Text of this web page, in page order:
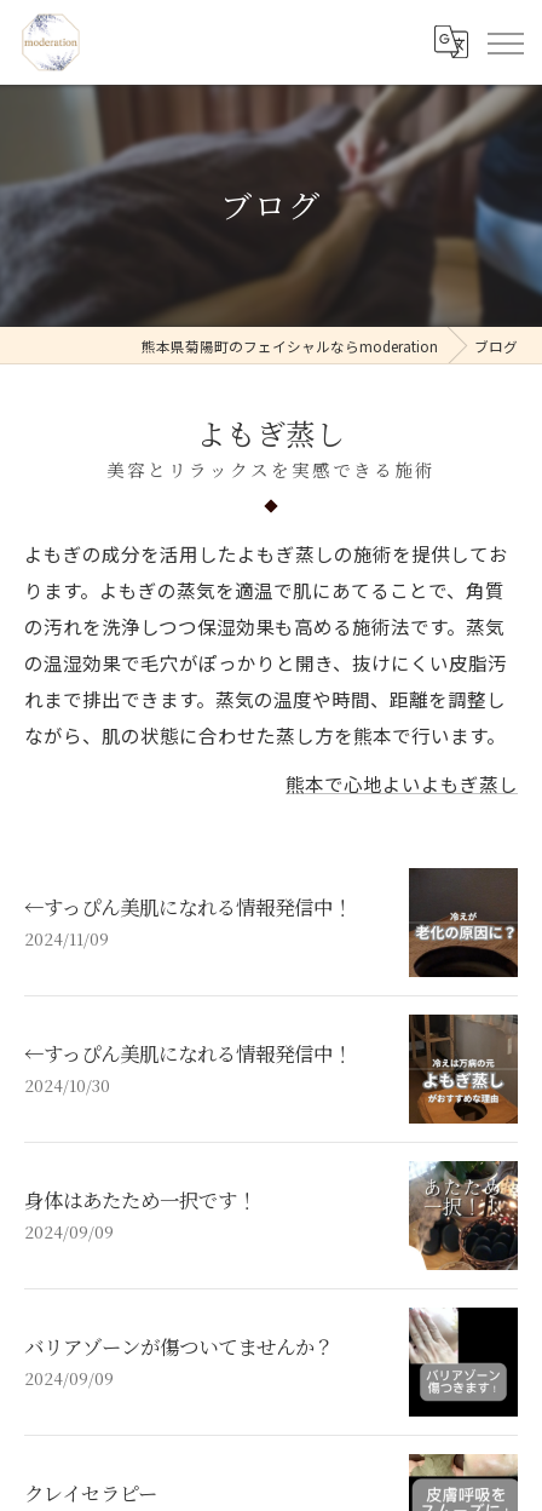
ブログ
熊本県菊陽町のフェイシャルならmoderation ブログ
よもぎ蒸し
美容とリラックスを実感できる施術
よもぎの成分を活用したよもぎ蒸しの施術を提供してお
ります。よもぎの蒸気を適温で肌にあてることで、角質
の汚れを洗浄しつつ保湿効果も高める施術法です。蒸気
の温湿効果で毛穴がぽっかりと開き、抜けにくい皮脂汚
れまで排出できます。蒸気の温度や時間、距離を調整し
ながら、肌の状態に合わせた蒸し方を熊本で行います。
熊本で心地よいよもぎ蒸し
←すっぴん美肌になれる情報発信中！
2024/11/09
←すっぴん美肌になれる情報発信中！
2024/10/30
身体はあたため一択です！
2024/09/09
バリアゾーンが傷ついてませんか？
2024/09/09
クレイセラピー